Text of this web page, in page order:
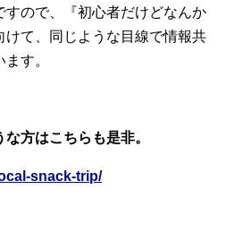
ので、『初心者だけどなんか
て、同じような目線で情報共
す。
方はこちらも是非。
snack-trip/